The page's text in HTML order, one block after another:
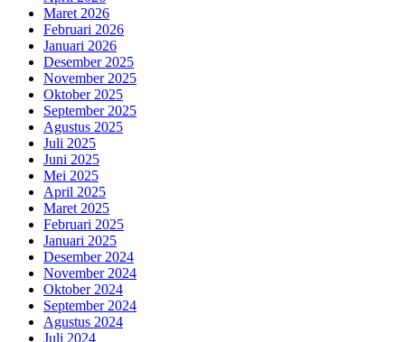
Maret 2026
Februari 2026
Januari 2026
Desember 2025
November 2025
Oktober 2025
September 2025
Agustus 2025
Juli 2025
Juni 2025
Mei 2025
April 2025
Maret 2025
Februari 2025
Januari 2025
Desember 2024
November 2024
Oktober 2024
September 2024
Agustus 2024
Juli 2024